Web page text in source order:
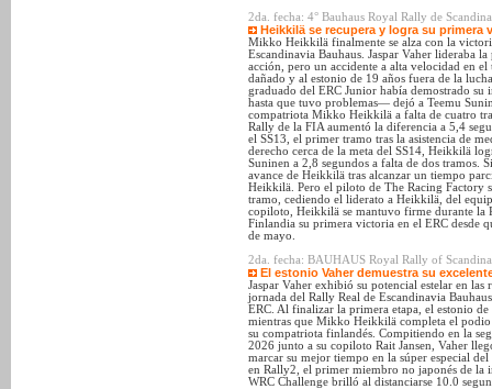
2da. fecha: 4° Bauhaus Royal Rally de
Heikkilä se recupera y logra su primera
Mikko Heikkilä finalmente se alza con la
Escandinavia Bauhaus. Jaspar Vaher lideraba
acción, pero un accidente a alta velocidad en
dañado y al estonio de 19 años fuera de la
graduado del ERC Junior había demostrado su
hasta que tuvo problemas— dejó a Teemu
compatriota Mikko Heikkilä a falta de cuatro
Rally de la FIA aumentó la diferencia a 5,4
el SS13, el primer tramo tras la asistencia de
derecho cerca de la meta del SS14, Heikkilä
Suninen a 2,8 segundos a falta de dos tramos.
avance de Heikkilä tras alcanzar un tiempo
Heikkilä. Pero el piloto de The Racing Factory
tramo, cediendo el liderato a Heikkilä, del
copiloto, Heikkilä se mantuvo firme durante la
Finlandia su primera victoria en el ERC desde
de mayo.
2da. fecha: BAUHAUS Royal Rally of
El estonio Vaher demuestra su
Jaspar Vaher exhibió su potencial estelar en
jornada del Rally Real de Escandinavia
ERC. Al finalizar la primera etapa, el estonio
mientras que Mikko Heikkilä completa el podio
su compatriota finlandés. Compitiendo en la
2026 junto a su copiloto Rait Jansen, Vaher
marcar su mejor tiempo en la súper especial
en Rally2, el primer miembro no japonés de la
WRC Challenge brilló al distanciarse 10.0